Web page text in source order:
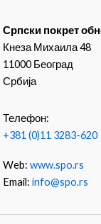
Српски покрет
Кнеза Михаила 48
11000 Београд
Србија
Телефон:
+381 (0)11 3283-620
Web:www.spo.rs
Email:info@spo.rs